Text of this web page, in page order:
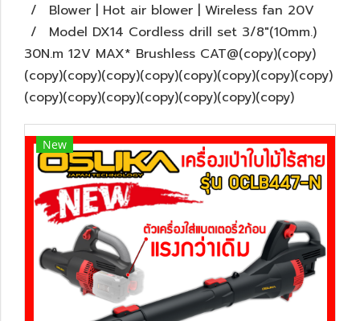
Blower | Hot air blower | Wireless fan 20V
Model DX14 Cordless drill set 3/8"(10mm.)
30N.m 12V MAX* Brushless CAT@(copy)(copy)
(copy)(copy)(copy)(copy)(copy)(copy)(copy)(copy)
(copy)(copy)(copy)(copy)(copy)(copy)(copy)
New